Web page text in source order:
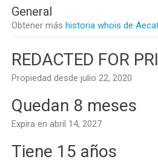
General
Obtener más historia whois de
REDACTED FOR
Propiedad desde julio 22, 2020
Quedan 8 meses
Expira en abril 14, 2027
Tiene 15 años